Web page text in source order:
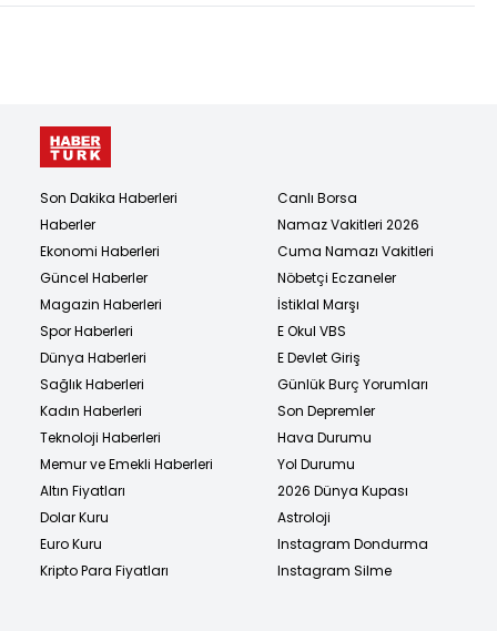
Son Dakika Haberleri
Haberler
Ekonomi Haberleri
Güncel Haberler
Magazin Haberleri
Spor Haberleri
Dünya Haberleri
Sağlık Haberleri
Kadın Haberleri
Teknoloji Haberleri
Memur ve Emekli Haberleri
Altın Fiyatları
Dolar Kuru
Euro Kuru
Kripto Para Fiyatları
Canlı Borsa
Namaz Vakitleri 2026
Cuma Namazı Vakitleri
Nöbetçi Eczaneler
İstiklal Marşı
E Okul VBS
E Devlet Giriş
Günlük Burç Yorumları
Son Depremler
Hava Durumu
Yol Durumu
2026 Dünya Kupası
Astroloji
Instagram Dondurma
Instagram Silme